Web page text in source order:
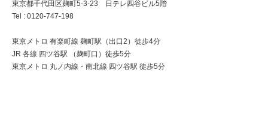
東京都千代田区麹町5-3-23 日テレ四谷ビル5階
Tel : 0120-747-198
東京メトロ 有楽町線 麹町駅（出口2）徒歩4分
JR 各線 四ツ谷駅 （麹町口）徒歩5分
東京メトロ 丸ノ内線・南北線 四ツ谷駅 徒歩5分